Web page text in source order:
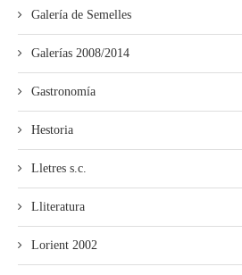
Galería de Semelles
Galerías 2008/2014
Gastronomía
Hestoria
Lletres s.c.
Lliteratura
Lorient 2002